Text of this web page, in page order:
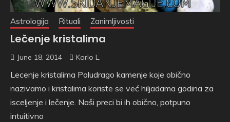
Astrologija Rituali Zanimljivosti
Lečenje kristalima
June 18, 2014 Karlo L.
Lecenje kristalima Poludrago kamenje koje obično
nazivamo i kristalima koriste se već hiljadama godina za
isceljenje i lečenje. Naši preci bi ih obično, potpuno
intuitivno